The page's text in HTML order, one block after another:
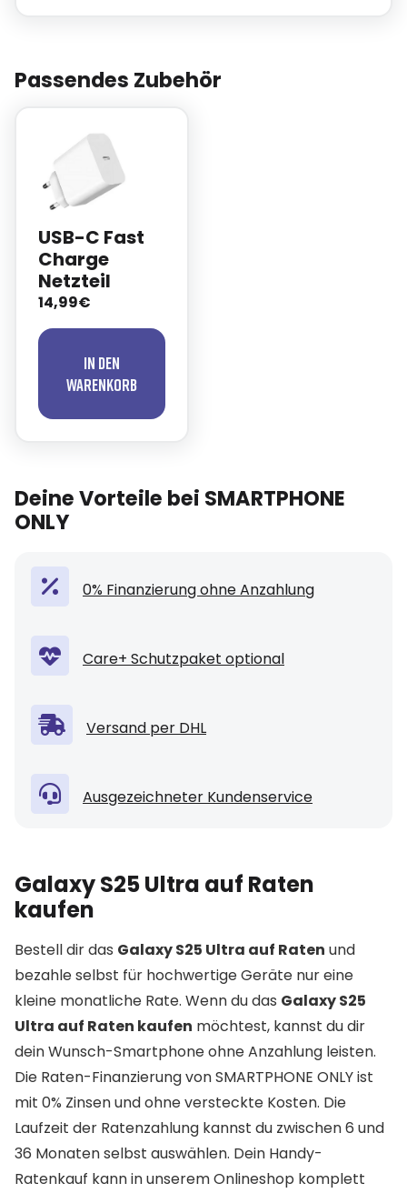
Passendes Zubehör
USB-C Fast
Charge
Netzteil
14,99€
In den
Warenkorb
Deine Vorteile bei SMARTPHONE
ONLY
0% Finanzierung ohne Anzahlung
Care+ Schutzpaket optional
Versand per DHL
Ausgezeichneter Kundenservice
Galaxy S25 Ultra auf Raten
kaufen
Bestell dir das Galaxy S25 Ultra auf Raten und
bezahle selbst für hochwertige Geräte nur eine
kleine monatliche Rate. Wenn du das Galaxy S25
Ultra auf Raten kaufen möchtest, kannst du dir
dein Wunsch-Smartphone ohne Anzahlung leisten.
Die Raten-Finanzierung von SMARTPHONE ONLY ist
mit 0% Zinsen und ohne versteckte Kosten. Die
Laufzeit der Ratenzahlung kannst du zwischen 6 und
36 Monaten selbst auswählen. Dein Handy-
Ratenkauf kann in unserem Onlineshop komplett